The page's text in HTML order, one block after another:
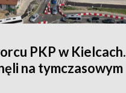
PKP w Kielcach.
na tymczasowym